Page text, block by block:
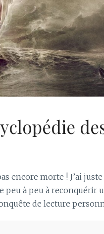
encore morte ! J’ai
à peu à reconquérir
de lecture